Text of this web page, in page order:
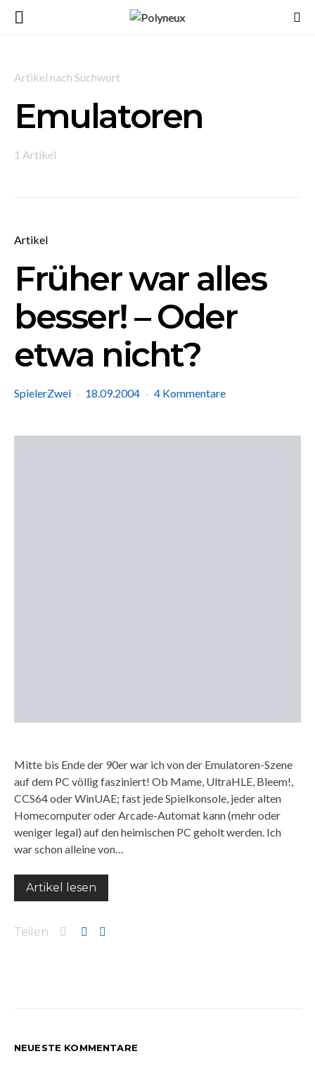
Artikel nach Suchwort
Emulatoren
1 Artikel
Artikel
Früher war alles
besser! – Oder
etwa nicht?
SpielerZwei 18.09.2004 4 Kommentare
Mitte bis Ende der 90er war ich von der Emulatoren-Szene
auf dem PC völlig fasziniert! Ob Mame, UltraHLE, Bleem!,
CCS64 oder WinUAE; fast jede Spielkonsole, jeder alten
Homecomputer oder Arcade-Automat kann (mehr oder
weniger legal) auf den heimischen PC geholt werden. Ich
war schon alleine von…
Artikel lesen
Teilen
NEUESTE KOMMENTARE